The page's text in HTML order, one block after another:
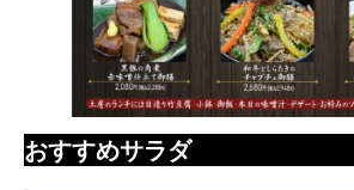
おすすめサラダ